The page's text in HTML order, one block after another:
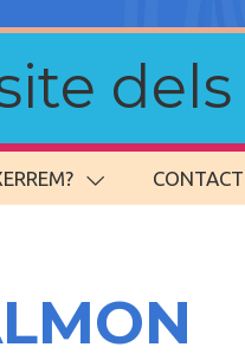
dels